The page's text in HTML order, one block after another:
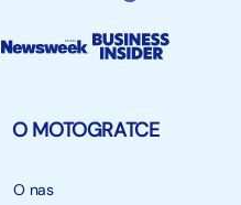
O MOTOGRATCE
O nas